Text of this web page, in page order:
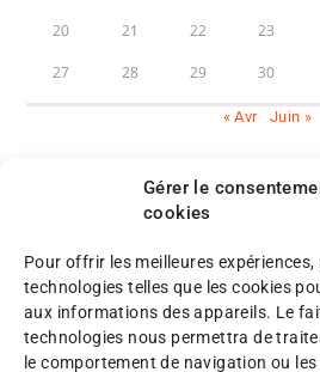
Gérer le
cookies
Pour offrir les meilleures
technologies telles que les cookies
aux informations des appareils. Le
technologies nous permettra de
le comportement de navigation ou
20 21 22 23
27 28 29 30
« Avr Juin »
©
M
e
n
t
P
l